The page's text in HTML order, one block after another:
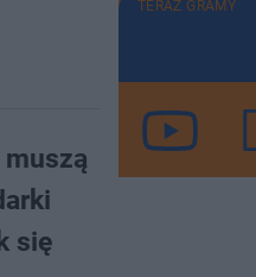
się
TERAZ GRAMY